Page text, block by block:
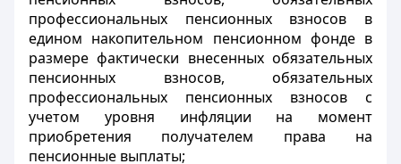
профессиональных пенсионных взносов в
едином накопительном пенсионном фонде в
размере фактически внесенных обязательных
пенсионных взносов, обязательных
профессиональных пенсионных взносов с
учетом уровня инфляции на момент
приобретения получателем права на
пенсионные выплаты;